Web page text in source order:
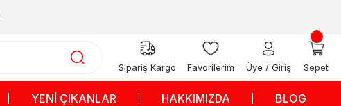
Sipariş Kargo Favorilerim Üye / Giriş Sepet
YENİ ÇIKANLAR HAKKIMIZDA BLOG